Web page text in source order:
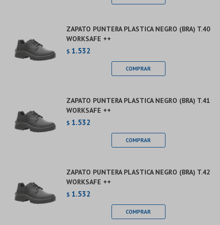
ZAPATO PUNTERA PLASTICA NEGRO (BRA) T.40
WORKSAFE ++
$ 1.532
ZAPATO PUNTERA PLASTICA NEGRO (BRA) T.41
WORKSAFE ++
$ 1.532
ZAPATO PUNTERA PLASTICA NEGRO (BRA) T.42
WORKSAFE ++
$ 1.532